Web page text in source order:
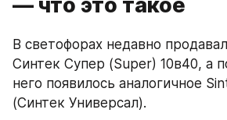
В светофорах недавно
Синтек Супер (Super) 10в40, а
него появилось аналогичное
(Синтек Универсал).